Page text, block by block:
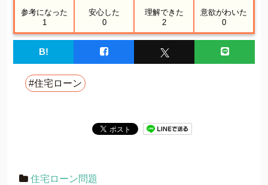
参考になった
1
安心した
0
理解できた
2
意欲がわいた
0
B!
#住宅ローン
住宅ローン問題